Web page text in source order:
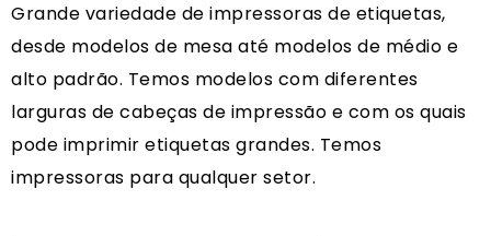
Grande variedade de impressoras de etiquetas,
desde modelos de mesa até modelos de médio e
alto padrão. Temos modelos com diferentes
larguras de cabeças de impressão e com os quais
pode imprimir etiquetas grandes. Temos
impressoras para qualquer setor.